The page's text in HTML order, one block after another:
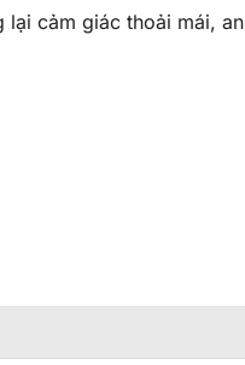
lại cảm giác thoải mái, an